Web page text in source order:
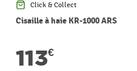
Click & Collect
Cisaille à haie KR-1000 ARS
113€